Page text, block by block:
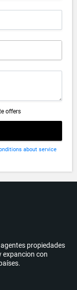
offers
about service
propiedades
expancion con